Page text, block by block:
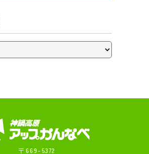
〒669-5372